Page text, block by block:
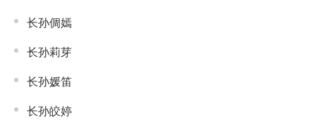
长孙倜嫣
长孙莉芽
长孙媛笛
长孙皎婷